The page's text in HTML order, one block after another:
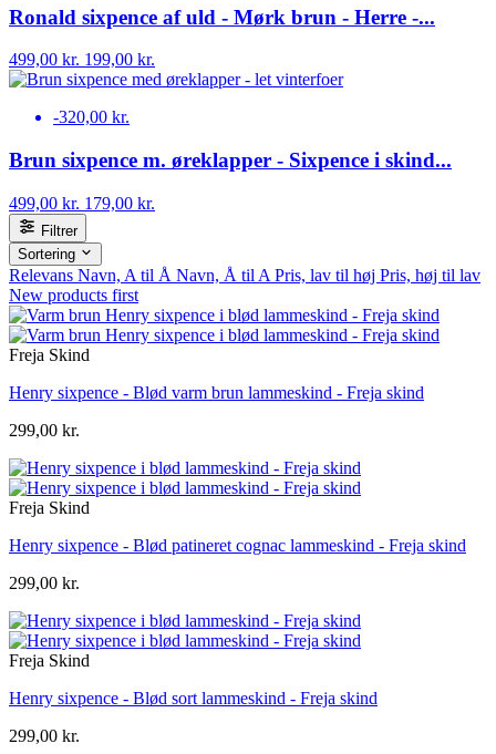
Ronald sixpence af uld - Mørk brun - Herre -...
499,00 kr. 199,00 kr.
-320,00 kr.
Brun sixpence m. øreklapper - Sixpence i skind...
499,00 kr. 179,00 kr.
Filtrer
Sortering
Relevans Navn, A til Å Navn, Å til A Pris, lav til høj Pris, høj til lav
New products first
Freja Skind
Henry sixpence - Blød varm brun lammeskind - Freja skind
299,00 kr.
Freja Skind
Henry sixpence - Blød patineret cognac lammeskind - Freja skind
299,00 kr.
Freja Skind
Henry sixpence - Blød sort lammeskind - Freja skind
299,00 kr.